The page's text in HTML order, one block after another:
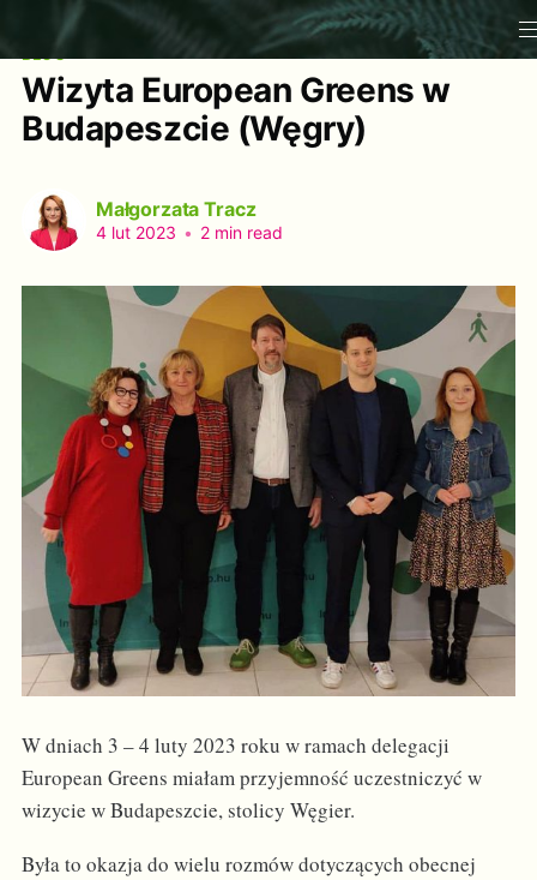
Wizyta European Greens w
Budapeszcie (Węgry)
Małgorzata Tracz
4 lut 2023 • 2 min read
W dniach 3 – 4 luty 2023 roku w ramach delegacji
European Greens miałam przyjemność uczestniczyć w
wizycie w Budapeszcie, stolicy Węgier.
Była to okazja do wielu rozmów dotyczących obecnej